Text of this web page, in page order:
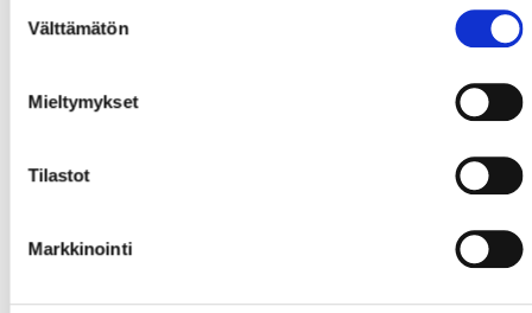
valinta
Välttämätön
Mieltymykset
Tilastot
Markkinointi